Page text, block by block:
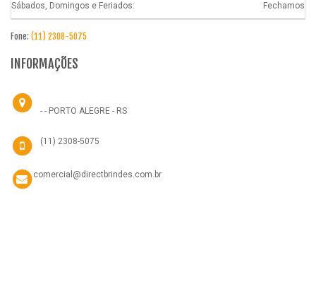
Sábados, Domingos e Feriados: Fechamos
Fone: (11) 2308-5075
INFORMAÇÕES
- - PORTO ALEGRE - RS
(11) 2308-5075
comercial@directbrindes.com.br